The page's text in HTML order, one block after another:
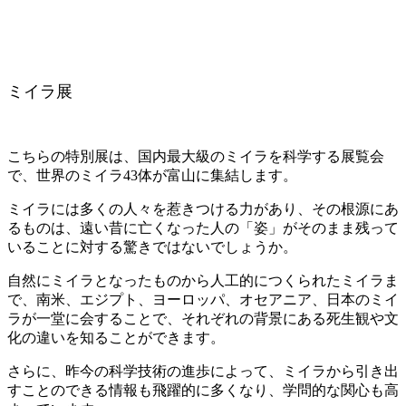
ミイラ展
こちらの特別展は、国内最大級のミイラを科学する展覧会
で、世界のミイラ43体が富山に集結します。
ミイラには多くの人々を惹きつける力があり、その根源にあ
るものは、遠い昔に亡くなった人の「姿」がそのまま残って
いることに対する驚きではないでしょうか。
自然にミイラとなったものから人工的につくられたミイラま
で、南米、エジプト、ヨーロッパ、オセアニア、日本のミイ
ラが一堂に会することで、それぞれの背景にある死生観や文
化の違いを知ることができます。
さらに、昨今の科学技術の進歩によって、ミイラから引き出
すことのできる情報も飛躍的に多くなり、学問的な関心も高